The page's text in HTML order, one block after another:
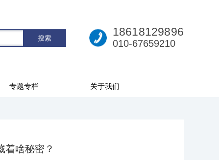
18618129896
010-67659210
专题专栏 关于我们
着啥秘密？